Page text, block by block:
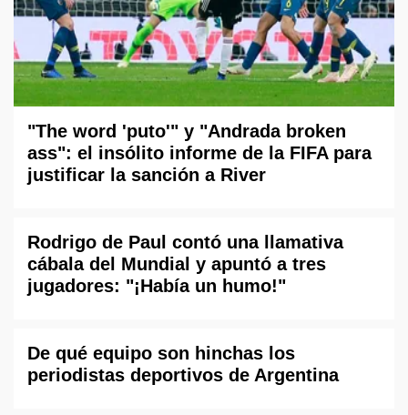
"The word 'puto'" y "Andrada broken
ass": el insólito informe de la FIFA para
justificar la sanción a River
Rodrigo de Paul contó una llamativa
cábala del Mundial y apuntó a tres
jugadores: "¡Había un humo!"
De qué equipo son hinchas los
periodistas deportivos de Argentina